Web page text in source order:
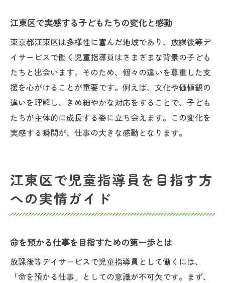
江東区で実感する子どもたちの変化と感動
東京都江東区は多様性に富んだ地域であり、放課後等デ
イサービスで働く児童指導員はさまざまな背景の子ども
たちと出会います。そのため、個々の違いを尊重した支
援を心がけることが重要です。例えば、文化や価値観の
違いを理解し、きめ細やかな対応をすることで、子ども
たちが主体的に成長する姿に立ち会えます。この変化を
実感する瞬間が、仕事の大きな感動となります。
江東区で児童指導員を目指す方
への実情ガイド
命を預かる仕事を目指すための第一歩とは
放課後等デイサービスで児童指導員として働くには、
「命を預かる仕事」としての意識が不可欠です。まず、